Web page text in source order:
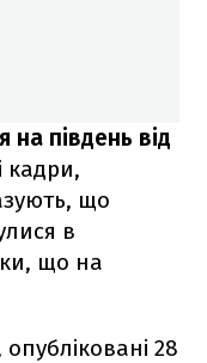
на південь від
кадри,
що
в
що на
28